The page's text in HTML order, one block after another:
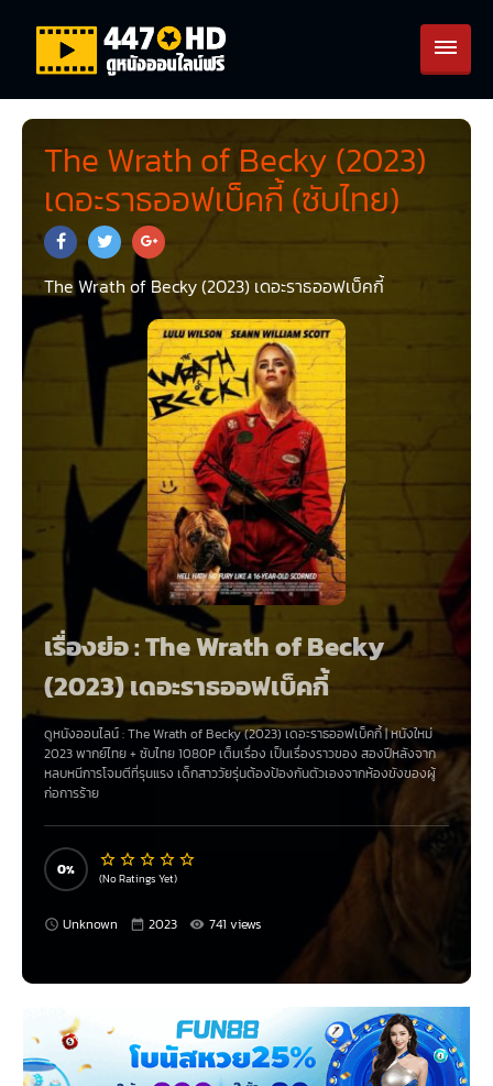
The Wrath of Becky (2023)
เดอะราธออฟเบ็คกี้ (ซับไทย)
The Wrath of Becky (2023) เดอะราธออฟเบ็คกี้
เรื่องย่อ : The Wrath of Becky
(2023) เดอะราธออฟเบ็คกี้
ดูหนังออนไลน์ :The Wrath of Becky (2023) เดอะราธออฟเบ็คกี้|หนังใหม่
2023พากย์ไทย + ซับไทย 1080P เต็มเรื่อง เป็นเรื่องราวของ สองปีหลังจาก
หลบหนีการโจมตีที่รุนแรง เด็กสาววัยรุ่นต้องป้องกันตัวเองจากห้องขังของผู้
ก่อการร้าย
0 (No Ratings Yet)
Unknown 2023 741 views